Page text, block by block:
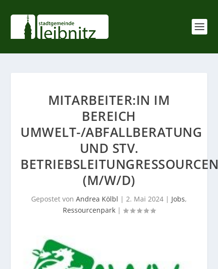
MITARBEITER:IN IM
BEREICH
UMWELT-/ABFALLBERATUNG
UND STV.
(M/W/D)
Gepostet von Andrea Kölbl | 2. Mai 2024 | Jobs,
Ressourcenpark |